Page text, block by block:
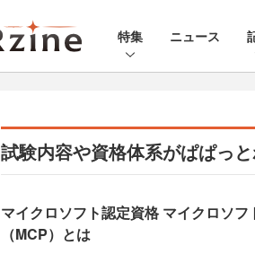
特集 ニュース
試験内容や資格体系がぱぱっ
マイクロソフト認定資格 マイクロソ
（MCP）とは